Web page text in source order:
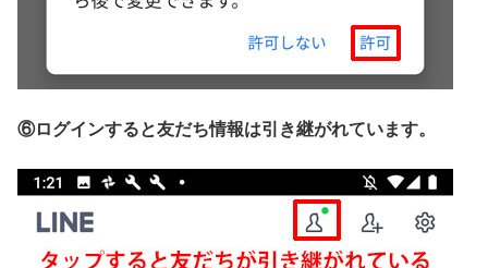
⑥ログインすると友だち情報は引き継がれています。